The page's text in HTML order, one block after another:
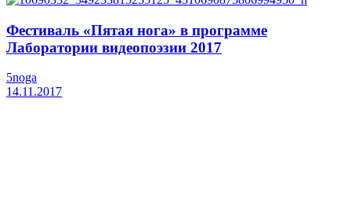
Фестиваль «Пятая нога» в программе
Лаборатории видеопоэзии 2017
5noga
14.11.2017